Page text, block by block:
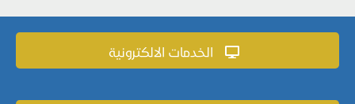
الخدمات الالكترونية